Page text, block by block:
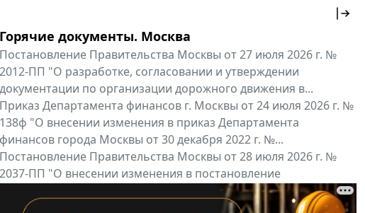
Горячие документы. Москва
Постановление Правительства Москвы от 27 июля 2026 г. №
2012-ПП "О разработке, согласовании и утверждении
документации по организации дорожного движения в...
Приказ Департамента финансов г. Москвы от 24 июля 2026 г. №
138ф "О внесении изменения в приказ Департамента
финансов города Москвы от 30 декабря 2022 г. №...
Постановление Правительства Москвы от 28 июля 2026 г. №
2037-ПП "О внесении изменения в постановление
Правительства Москвы от 26 июля 2011 г. № 334-ПП"
Все региональные документы Мой регион ...